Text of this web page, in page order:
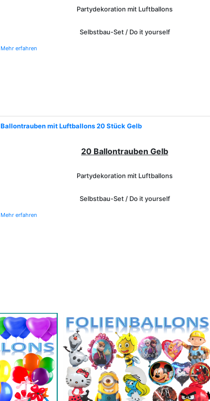
Partydekoration mit Luftballons
Selbstbau-Set / Do it yourself
Mehr erfahren
Ballontrauben mit Luftballons 20 Stück Gelb
20 Ballontrauben Gelb
Partydekoration mit Luftballons
Selbstbau-Set / Do it yourself
Mehr erfahren